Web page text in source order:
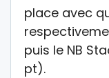
place avec
puis le NB
pt).